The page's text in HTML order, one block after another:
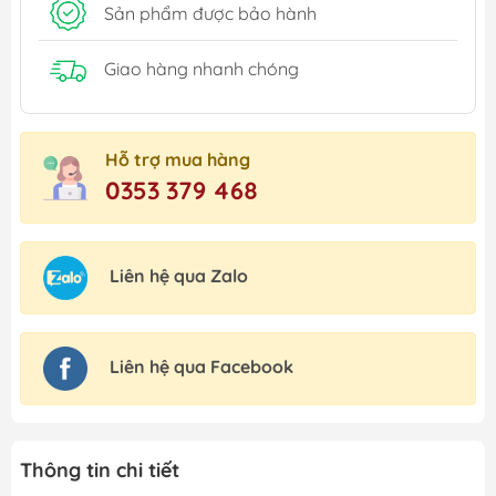
Sản phẩm được bảo hành
Giao hàng nhanh chóng
Hỗ trợ mua hàng
0353 379 468
Liên hệ qua Zalo
Liên hệ qua Facebook
Thông tin chi tiết